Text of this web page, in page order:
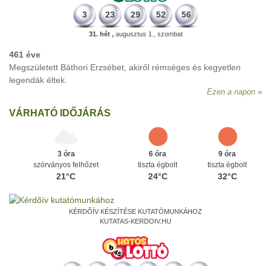
3 23 29 52 56
31. hét ,augusztus 1., szombat
461 éve
Megszületett Báthori Erzsébet, akiről rémséges és kegyetlen
legendák éltek.
Ezen a napon
VÁRHATÓ IDŐJÁRÁS
3 óra
szórványos felhőzet
21°C
6 óra
tiszta égbolt
24°C
9 óra
tiszta égbolt
32°C
KÉRDŐÍV KÉSZÍTÉSE KUTATÓMUNKÁHOZ
KUTATAS-KERDOIV.HU